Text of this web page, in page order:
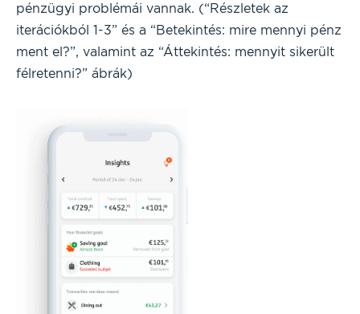
pénzügyi problémái vannak. (“Részletek az
iterációkból 1-3” és a “Betekintés: mire mennyi pénz
ment el?”, valamint az “Áttekintés: mennyit sikerült
félretenni?” ábrák)